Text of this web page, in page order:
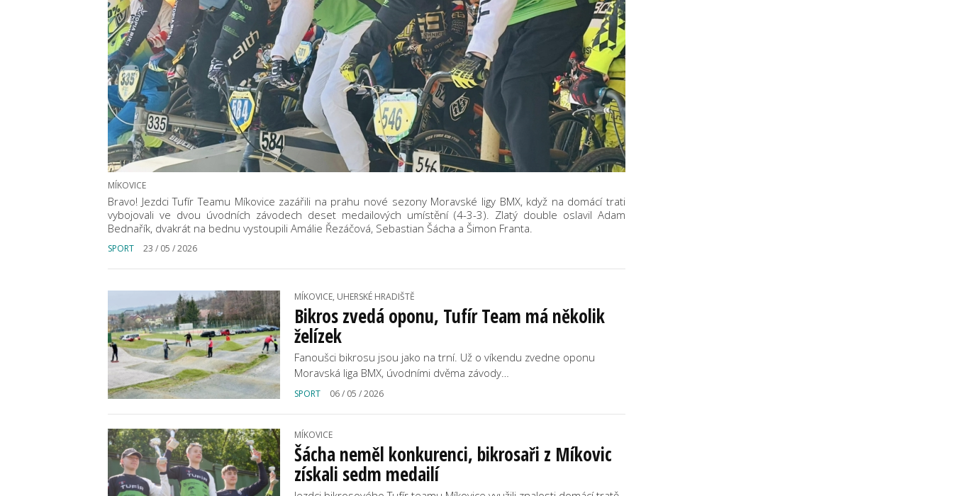
MÍKOVICE
Bravo! Jezdci Tufír Teamu Míkovice zazářili na prahu nové sezony Moravské ligy BMX, když na domácí trati
vybojovali ve dvou úvodních závodech deset medailových umístění (4-3-3). Zlatý double oslavil Adam
Bednařík, dvakrát na bednu vystoupili Amálie Řezáčová, Sebastian Šácha a Šimon Franta.
SPORT 23 / 05 / 2026
MÍKOVICE, UHERSKÉ HRADIŠTĚ
Bikros zvedá oponu, Tufír Team má několik
želízek
Fanoušci bikrosu jsou jako na trní. Už o víkendu zvedne oponu
Moravská liga BMX, úvodními dvěma závody…
SPORT 06 / 05 / 2026
MÍKOVICE
Šácha neměl konkurenci, bikrosaři z Míkovic
získali sedm medailí